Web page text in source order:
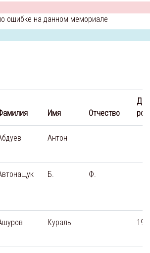
ошибке на данном мемориале
Имя Отчество
Антон
Б. Ф.
Кураль